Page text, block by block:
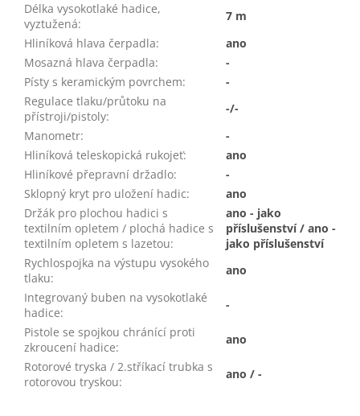
Délka vysokotlaké hadice,
vyztužená:
7 m
Hliníková hlava čerpadla:
ano
Mosazná hlava čerpadla:
-
Písty s keramickým povrchem:
-
Regulace tlaku/průtoku na
přístroji/pistoly:
-/-
Manometr:
-
Hliníková teleskopická rukojeť:
ano
Hliníkové přepravní držadlo:
-
Sklopný kryt pro uložení hadic:
ano
Držák pro plochou hadici s
textilním opletem / plochá hadice s
textilním opletem s lazetou:
ano - jako
příslušenství / ano -
jako příslušenství
Rychlospojka na výstupu vysokého
tlaku:
ano
Integrovaný buben na vysokotlaké
hadice:
-
Pistole se spojkou chránící proti
zkroucení hadice:
ano
Rotorové tryska / 2.stříkací trubka s
rotorovou tryskou:
ano / -